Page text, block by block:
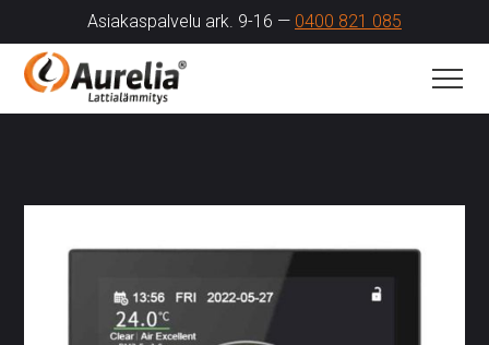
Asiakaspalvelu ark. 9-16 — 0400 821 085